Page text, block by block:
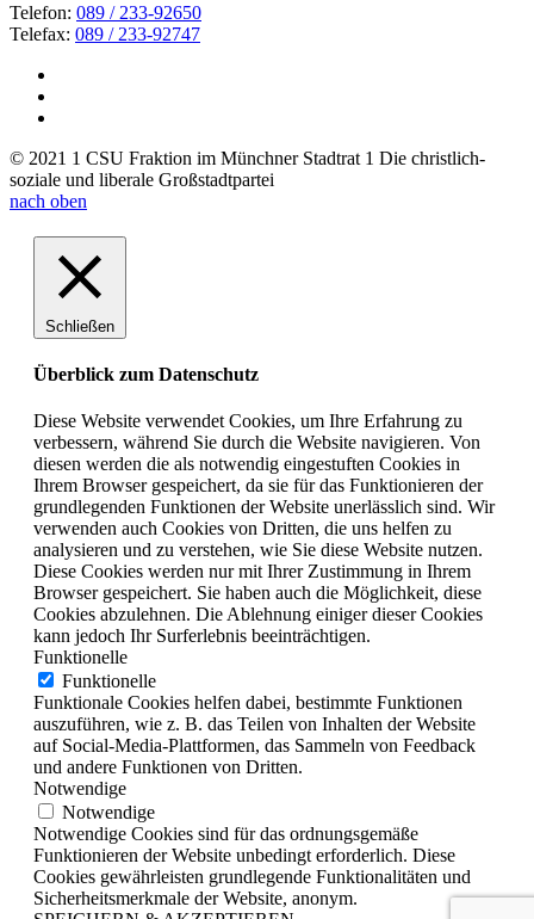
Telefon: 089 / 233-92650
Telefax: 089 / 233-92747
© 2021 1 CSU Fraktion im Münchner Stadtrat 1 Die christlich-
soziale und liberale Großstadtpartei
nach oben
Schließen
Überblick zum Datenschutz
Diese Website verwendet Cookies, um Ihre Erfahrung zu
verbessern, während Sie durch die Website navigieren. Von
diesen werden die als notwendig eingestuften Cookies in
Ihrem Browser gespeichert, da sie für das Funktionieren der
grundlegenden Funktionen der Website unerlässlich sind. Wir
verwenden auch Cookies von Dritten, die uns helfen zu
analysieren und zu verstehen, wie Sie diese Website nutzen.
Diese Cookies werden nur mit Ihrer Zustimmung in Ihrem
Browser gespeichert. Sie haben auch die Möglichkeit, diese
Cookies abzulehnen. Die Ablehnung einiger dieser Cookies
kann jedoch Ihr Surferlebnis beeinträchtigen.
Funktionelle
Funktionelle
Funktionale Cookies helfen dabei, bestimmte Funktionen
auszuführen, wie z. B. das Teilen von Inhalten der Website
auf Social-Media-Plattformen, das Sammeln von Feedback
und andere Funktionen von Dritten.
Notwendige
Notwendige
Notwendige Cookies sind für das ordnungsgemäße
Funktionieren der Website unbedingt erforderlich. Diese
Cookies gewährleisten grundlegende Funktionalitäten und
Sicherheitsmerkmale der Website, anonym.